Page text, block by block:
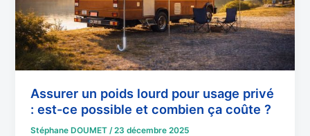
Assurer un poids lourd pour usage privé
: est-ce possible et combien ça coûte ?
Stéphane DOUMET/23 décembre 2025
est-
ce
possible
combien
ça
coûte